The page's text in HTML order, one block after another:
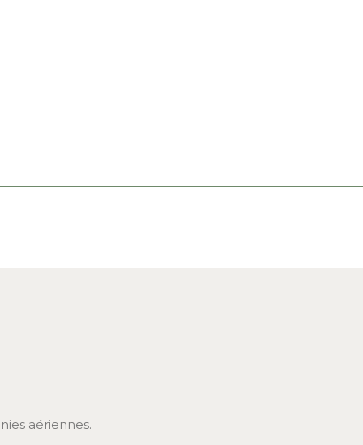
aériennes.